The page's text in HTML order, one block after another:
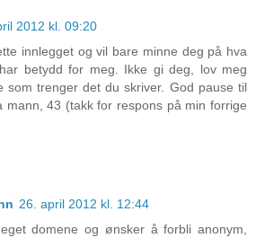
2012 kl. 09:20
innlegget og vil bare minne deg på hva
betydd for meg. Ikke gi deg, lov meg
som trenger det du skriver. God pause til
mann, 43 (takk for respons på min forrige
26. april 2012 kl. 12:44
domene og ønsker å forbli anonym,